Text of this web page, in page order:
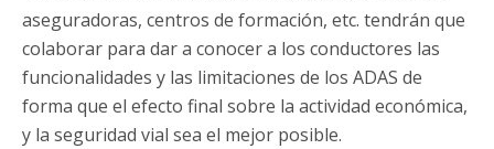
aseguradoras, centros de formación, etc. tendrán que
colaborar para dar a conocer a los conductores las
funcionalidades y las limitaciones de los ADAS de
forma que el efecto final sobre la actividad económica,
y la seguridad vial sea el mejor posible.